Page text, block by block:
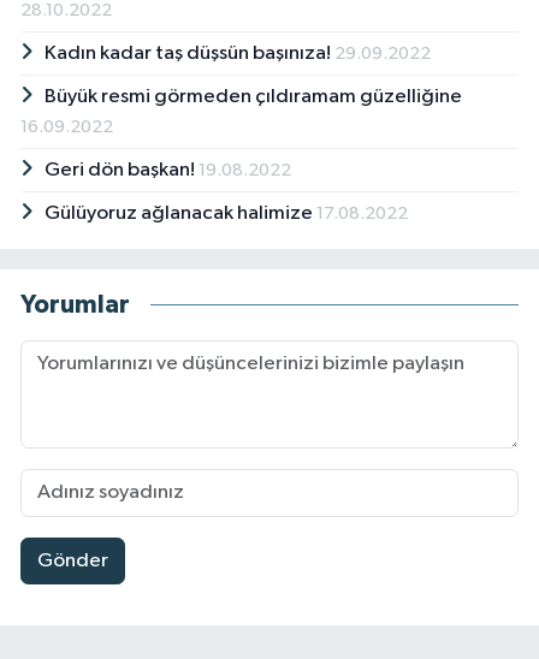
28.10.2022
Kadın kadar taş düşsün başınıza! 29.09.2022
Büyük resmi görmeden çıldıramam güzelliğine
16.09.2022
Geri dön başkan! 19.08.2022
Gülüyoruz ağlanacak halimize 17.08.2022
Yorumlar
Gönder